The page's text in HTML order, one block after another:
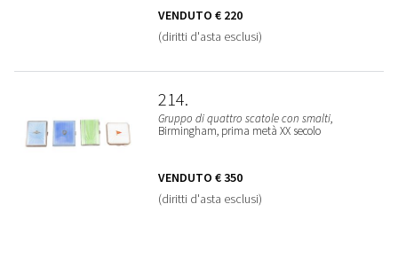
VENDUTO € 220
(diritti d'asta esclusi)
214
Gruppo di quattro scatole con smalti,
Birmingham, prima metà XX secolo
VENDUTO € 350
(diritti d'asta esclusi)